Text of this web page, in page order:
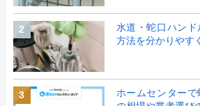
2
水道・蛇口ハンド
方法を分かりやす
3
ホームセンター